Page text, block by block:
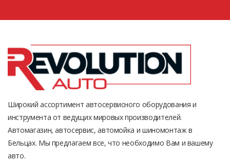
Широкий ассортимент автосервисного оборудования и
инструмента от ведущих мировых производителей.
Автомагазин, автосервис, автомойка и шиномонтаж в
Бельцах. Мы предлагаем все, что необходимо Вам и вашему
авто.